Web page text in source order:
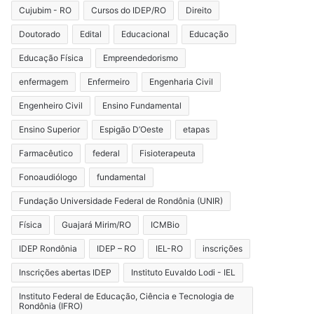
Cujubim - RO Cursos do IDEP/RO Direito
Doutorado Edital Educacional Educação
Educação Física Empreendedorismo
enfermagem Enfermeiro Engenharia Civil
Engenheiro Civil Ensino Fundamental
Ensino Superior Espigão D’Oeste etapas
Farmacêutico federal Fisioterapeuta
Fonoaudiólogo fundamental
Fundação Universidade Federal de Rondônia (UNIR)
Física Guajará Mirim/RO ICMBio
IDEP Rondônia IDEP – RO IEL-RO inscrições
Inscrições abertas IDEP Instituto Euvaldo Lodi - IEL
Instituto Federal de Educação, Ciência e Tecnologia de
Rondônia (IFRO)